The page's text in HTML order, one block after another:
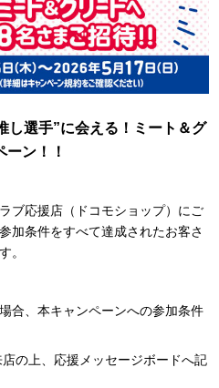
し選手”に会える！ミート＆グ
ーン！！
ブ応援店（ドコモショップ）にご
加条件をすべて達成されたお客さ
。
合、本キャンペーンへの参加条件
の上、応援メッセージボードへ記